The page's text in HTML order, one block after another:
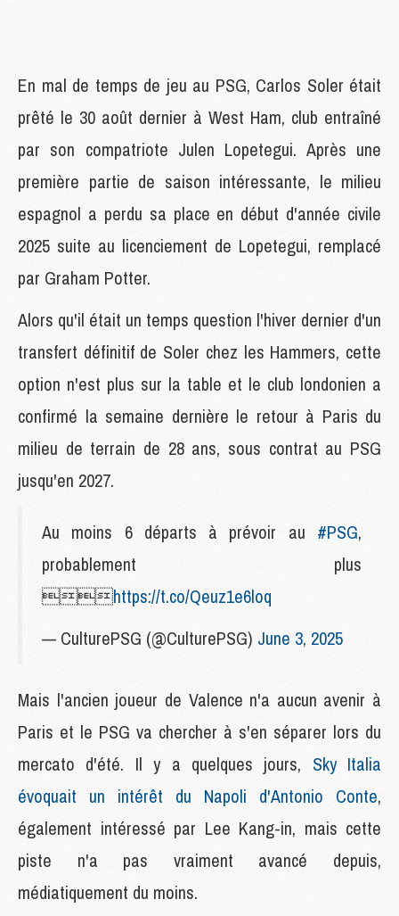
En mal de temps de jeu au PSG, Carlos Soler était
prêté le 30 août dernier à West Ham, club entraîné
par son compatriote Julen Lopetegui. Après une
première partie de saison intéressante, le milieu
espagnol a perdu sa place en début d'année civile
2025 suite au licenciement de Lopetegui, remplacé
par Graham Potter.
Alors qu'il était un temps question l'hiver dernier d'un
transfert définitif de Soler chez les Hammers, cette
option n'est plus sur la table et le club londonien a
confirmé la semaine dernière le retour à Paris du
milieu de terrain de 28 ans, sous contrat au PSG
jusqu'en 2027.
Au moins 6 départs à prévoir au #PSG,
probablement plus
https://t.co/Qeuz1e6loq
— CulturePSG (@CulturePSG) June 3, 2025
Mais l'ancien joueur de Valence n'a aucun avenir à
Paris et le PSG va chercher à s'en séparer lors du
mercato d'été. Il y a quelques jours, Sky Italia
évoquait un intérêt du Napoli d'Antonio Conte,
également intéressé par Lee Kang-in, mais cette
piste n'a pas vraiment avancé depuis,
médiatiquement du moins.